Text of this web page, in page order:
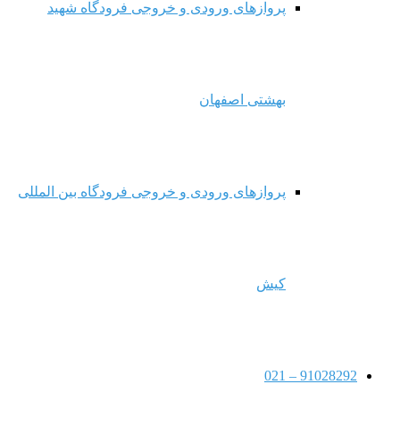
پروازهای ورودی و خروجی فرودگاه شهید
بهشتی اصفهان
پروازهای ورودی و خروجی فرودگاه بین المللی
کیش
91028292 – 021